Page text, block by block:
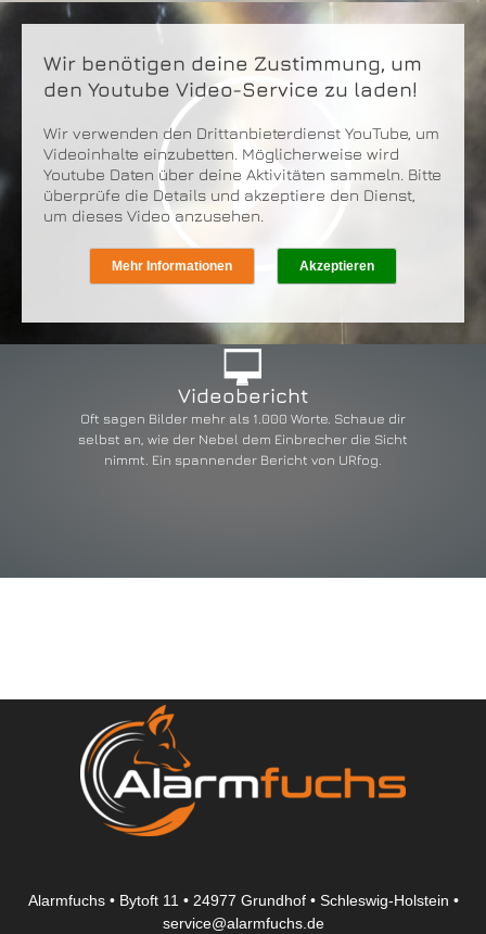
Wir benötigen deine Zustimmung, um
den Youtube Video-Service zu laden!
Wir verwenden den Drittanbieterdienst YouTube, um
Videoinhalte einzubetten. Möglicherweise wird
Youtube Daten über deine Aktivitäten sammeln. Bitte
überprüfe die Details und akzeptiere den Dienst,
um dieses Video anzusehen.
Mehr Informationen Akzeptieren
Videobericht
Oft sagen Bilder mehr als 1.000 Worte. Schaue dir
selbst an, wie der Nebel dem Einbrecher die Sicht
nimmt. Ein spannender Bericht von URfog.
Alarmfuchs • Bytoft 11 • 24977 Grundhof • Schleswig-Holstein •
service@alarmfuchs.de